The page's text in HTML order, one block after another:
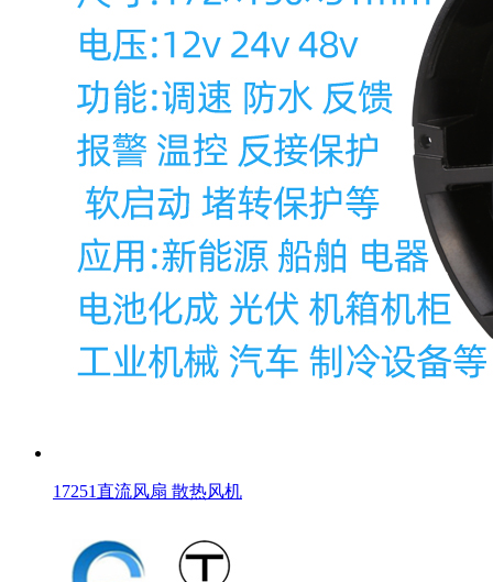
17251直流风扇 散热风机